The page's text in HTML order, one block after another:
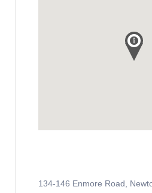
134-146 Enmore Road,